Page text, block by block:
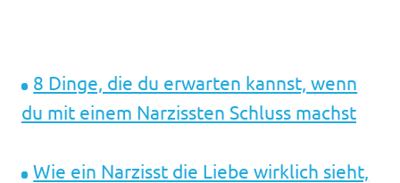
8 Dinge, die du erwarten kannst, wenn
du mit einem Narzissten Schluss machst
Wie ein Narzisst die Liebe wirklich sieht,